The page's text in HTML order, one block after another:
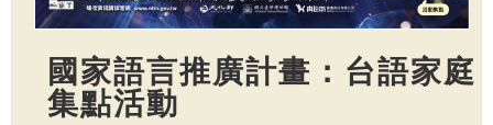
國家語言推廣計畫：台語家庭
集點活動